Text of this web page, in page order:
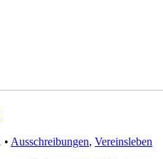
• Ausschreibungen, Vereinsleben